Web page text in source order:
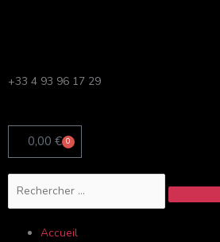
+33 4 93 96 17 29
0,00 € 0
Panier
Accueil